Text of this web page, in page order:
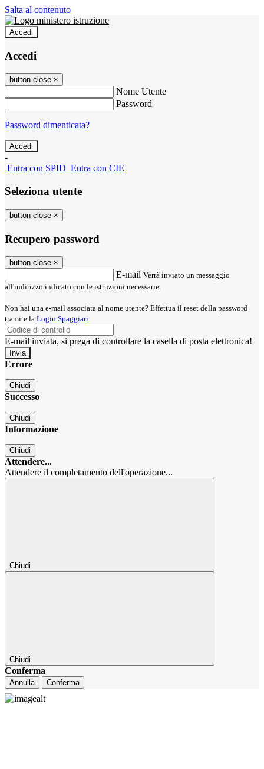
Salta al contenuto
Accedi
Accedi
button close ×
Nome Utente
Password
Password dimenticata?
-
Entra con SPID Entra con CIE
Seleziona utente
button close ×
Recupero password
button close ×
E-mail Verrà inviato un messaggio
all'indirizzo indicato con le istruzioni necessarie.
Non hai una e-mail associata al nome utente? Effettua il reset della password
tramite la Login Spaggiari
E-mail inviata, si prega di controllare la casella di posta elettronica!
Errore
Chiudi
Successo
Chiudi
Informazione
Chiudi
Attendere...
Attendere il completamento dell'operazione...
Chiudi
Chiudi
Conferma
Annulla Conferma